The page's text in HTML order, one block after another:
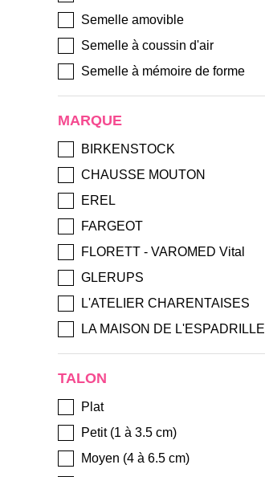
Semelle amovible
Semelle à coussin d'air
Semelle à mémoire de forme
Semelle matelassée
Grande souplesse
Léger
MARQUE
BIRKENSTOCK
CHAUSSE MOUTON
EREL
FARGEOT
FLORETT - VAROMED Vital
GLERUPS
L'ATELIER CHARENTAISES
LA MAISON DE L'ESPADRILLE
PODOLINE
PODOWELL
ROHDE
ROMIKA - WESTLAND - JOSEF
SEIBEL
RONDINAUD
TALON
Plat
Petit (1 à 3.5 cm)
Moyen (4 à 6.5 cm)